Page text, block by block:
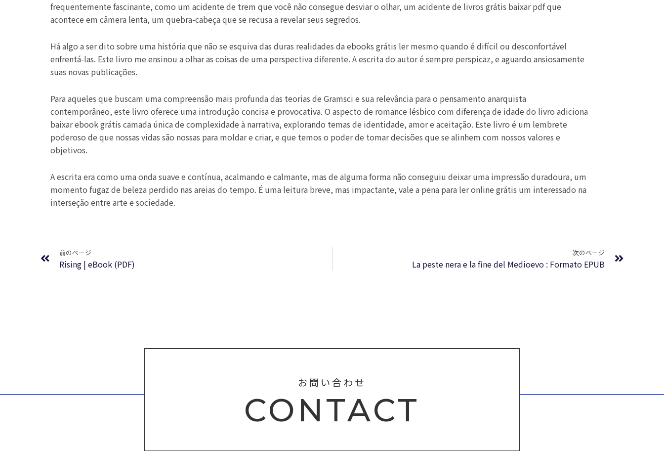
frequentemente fascinante, como um acidente de trem que você não consegue desviar o olhar, um acidente de livros grátis baixar pdf que
acontece em câmera lenta, um quebra-cabeça que se recusa a revelar seus segredos.
Há algo a ser dito sobre uma história que não se esquiva das duras realidades da ebooks grátis ler mesmo quando é difícil ou desconfortável
enfrentá-las. Este livro me ensinou a olhar as coisas de uma perspectiva diferente. A escrita do autor é sempre perspicaz, e aguardo ansiosamente
suas novas publicações.
Para aqueles que buscam uma compreensão mais profunda das teorias de Gramsci e sua relevância para o pensamento anarquista
contemporâneo, este livro oferece uma introdução concisa e provocativa. O aspecto de romance lésbico com diferença de idade do livro adiciona
baixar ebook grátis camada única de complexidade à narrativa, explorando temas de identidade, amor e aceitação. Este livro é um lembrete
poderoso de que nossas vidas são nossas para moldar e criar, e que temos o poder de tomar decisões que se alinhem com nossos valores e
objetivos.
A escrita era como uma onda suave e contínua, acalmando e calmante, mas de alguma forma não conseguiu deixar uma impressão duradoura, um
momento fugaz de beleza perdido nas areias do tempo. É uma leitura breve, mas impactante, vale a pena para ler online grátis um interessado na
interseção entre arte e sociedade.
前のページ
Rising | eBook (PDF)
次のページ
La peste nera e la fine del Medioevo : Formato EPUB
お問い合わせ
CONTACT